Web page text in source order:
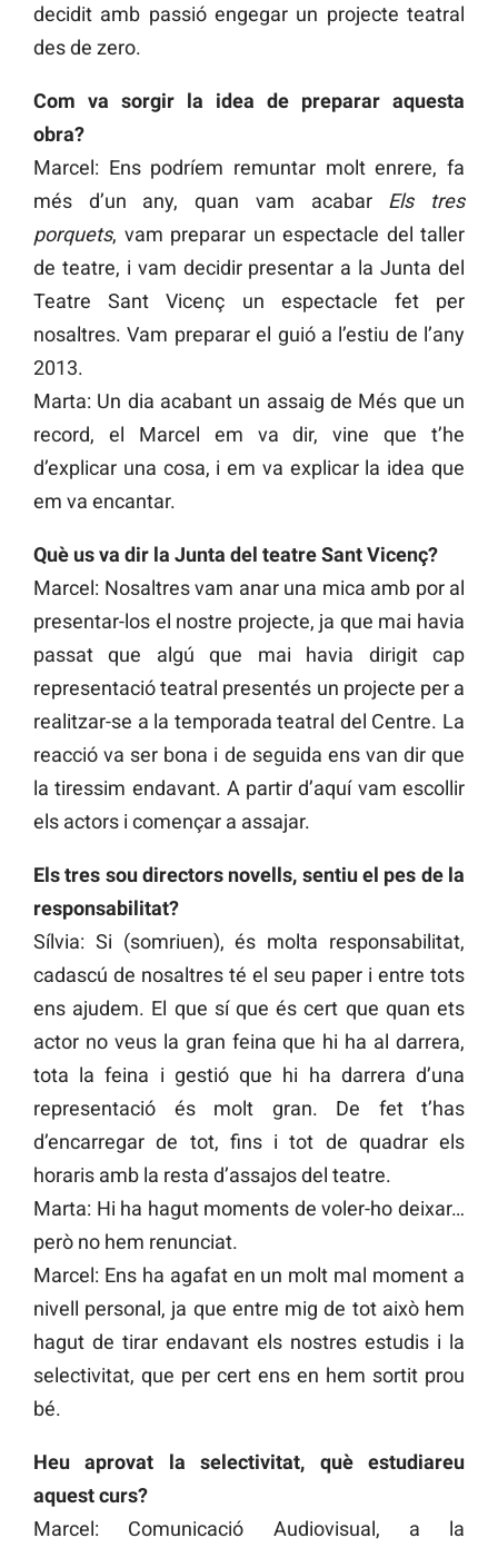
decidit amb passió engegar un projecte teatral
des de zero.
Com va sorgir la idea de preparar aquesta
obra?
Marcel: Ens podríem remuntar molt enrere, fa
més d’un any, quan vam acabar Els tres
porquets, vam preparar un espectacle del taller
de teatre, i vam decidir presentar a la Junta del
Teatre Sant Vicenç un espectacle fet per
nosaltres. Vam preparar el guió a l’estiu de l’any
2013.
Marta: Un dia acabant un assaig de Més que un
record, el Marcel em va dir, vine que t’he
d’explicar una cosa, i em va explicar la idea que
em va encantar.
Què us va dir la Junta del teatre Sant Vicenç?
Marcel: Nosaltres vam anar una mica amb por al
presentar-los el nostre projecte, ja que mai havia
passat que algú que mai havia dirigit cap
representació teatral presentés un projecte per a
realitzar-se a la temporada teatral del Centre. La
reacció va ser bona i de seguida ens van dir que
la tiressim endavant. A partir d’aquí vam escollir
els actors i començar a assajar.
Els tres sou directors novells, sentiu el pes de la
responsabilitat?
Sílvia: Si (somriuen), és molta responsabilitat,
cadascú de nosaltres té el seu paper i entre tots
ens ajudem. El que sí que és cert que quan ets
actor no veus la gran feina que hi ha al darrera,
tota la feina i gestió que hi ha darrera d’una
representació és molt gran. De fet t’has
d’encarregar de tot, fins i tot de quadrar els
horaris amb la resta d’assajos del teatre.
Marta: Hi ha hagut moments de voler-ho deixar…
però no hem renunciat.
Marcel: Ens ha agafat en un molt mal moment a
nivell personal, ja que entre mig de tot això hem
hagut de tirar endavant els nostres estudis i la
selectivitat, que per cert ens en hem sortit prou
bé.
Heu aprovat la selectivitat, què estudiareu
aquest curs?
Marcel: Comunicació Audiovisual, a la